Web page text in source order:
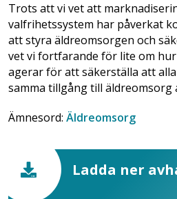
Trots att vi vet att
valfrihetssystem har påverkat
att styra äldreomsorgen och
vet vi fortfarande för lite om
agerar för att säkerställa att
samma tillgång till äldreomsorg
Ämnesord: Äldreomsorg
Ladda ner